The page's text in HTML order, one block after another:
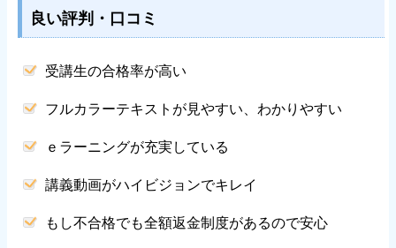
良い評判・口コミ
受講生の合格率が高い
フルカラーテキストが見やすい、わかりやすい
ｅラーニングが充実している
講義動画がハイビジョンでキレイ
もし不合格でも全額返金制度があるので安心